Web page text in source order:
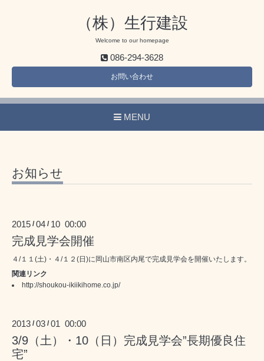
（株）生行建設
Welcome to our homepage
086-294-3628
お問い合わせ
MENU
お知らせ
2015 /04 / 10 00:00
完成見学会開催
４/１１(土)・４/１２(日)に岡山市南区内尾で完成見学会を開催いたします。
関連リンク
http://shoukou-ikiikihome.co.jp/
2013 /03 /01 00:00
3/9（土）・10（日）完成見学会”長期優良住
宅”